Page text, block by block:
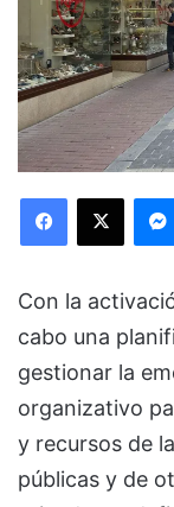
Facebook
X
Con la
cabo una
gestionar la
organizativo
y recursos de
públicas y de